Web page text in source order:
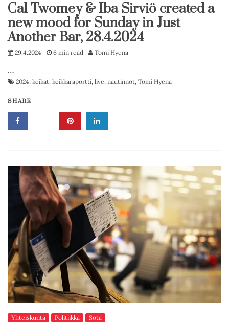
Cal Twomey & Iba Sirviö created a
new mood for Sunday in Just
Another Bar, 28.4.2024
29.4.2024 6 min read Tomi Hyena
…
2024, keikat, keikkaraportti, live, nautinnot, Tomi Hyena
SHARE
Yhteiskunta Politiikka Sota